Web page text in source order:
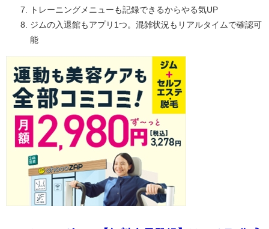
トレーニングメニューも記録できるからやる気UP
ジムの入退館もアプリ1つ。混雑状況もリアルタイムで確認可
能